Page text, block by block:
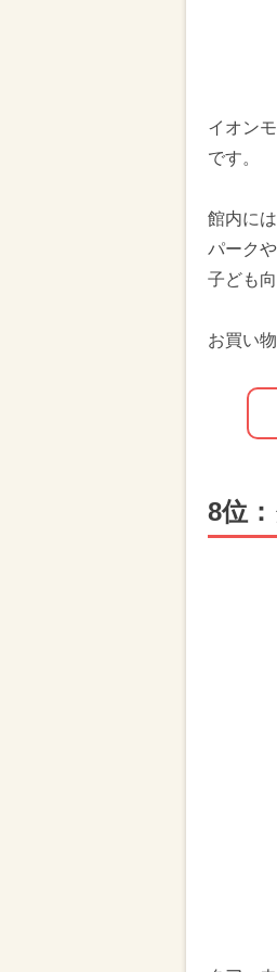
イオン
です。
館内に
パーク
子ども
お買い
8位